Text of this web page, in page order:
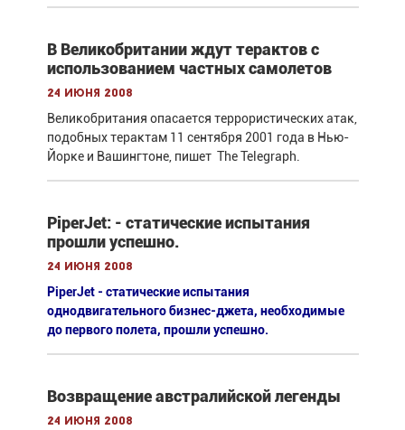
В Великобритании ждут терактов с
использованием частных самолетов
24 июня 2008
Великобритания опасается террористических атак,
подобных терактам 11 сентября 2001 года в Нью-
Йорке и Вашингтоне, пишет The Telegraph.
PiperJet: - статические испытания
прошли успешно.
24 июня 2008
PiperJet - статические испытания
однодвигательного бизнес-джета, необходимые
до первого полета, прошли успешно.
Возвращение австралийской легенды
24 июня 2008